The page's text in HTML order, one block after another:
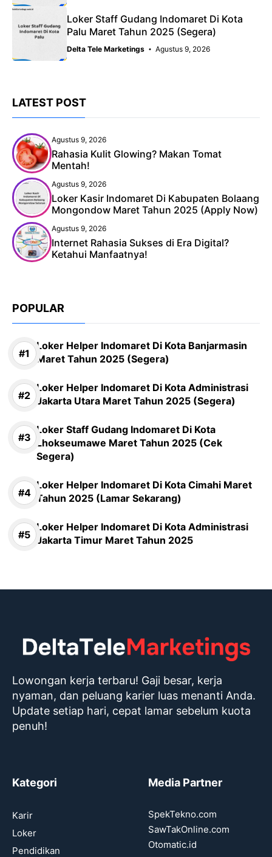
Loker Staff Gudang Indomaret Di Kota
Palu Maret Tahun 2025 (Segera)
Delta Tele Marketings Agustus 9, 2026
LATEST POST
Agustus 9, 2026
Rahasia Kulit Glowing? Makan Tomat
Mentah!
Agustus 9, 2026
Loker Kasir Indomaret Di Kabupaten Bolaang
Mongondow Maret Tahun 2025 (Apply Now)
Agustus 9, 2026
Internet Rahasia Sukses di Era Digital?
Ketahui Manfaatnya!
POPULAR
Loker Helper Indomaret Di Kota Banjarmasin
Maret Tahun 2025 (Segera)
Loker Helper Indomaret Di Kota Administrasi
Jakarta Utara Maret Tahun 2025 (Segera)
Loker Staff Gudang Indomaret Di Kota
Lhokseumawe Maret Tahun 2025 (Cek
Segera)
Loker Helper Indomaret Di Kota Cimahi Maret
Tahun 2025 (Lamar Sekarang)
Loker Helper Indomaret Di Kota Administrasi
Jakarta Timur Maret Tahun 2025
Lowongan kerja terbaru! Gaji besar, kerja
nyaman, dan peluang karier luas menanti Anda.
Update setiap hari, cepat lamar sebelum kuota
penuh!
Kategori
Karir
Loker
Pendidikan
Media Partner
SpekTekno.com
SawTakOnline.com
Otomatic.id